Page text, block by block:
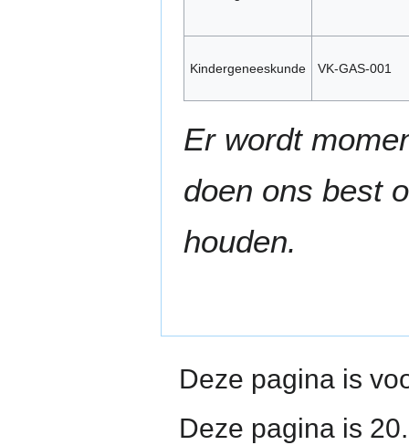
Kindergeneeskunde VK-GAS-001
Er wordt
doen ons best
houden.
Deze pagina is
Deze pagina is